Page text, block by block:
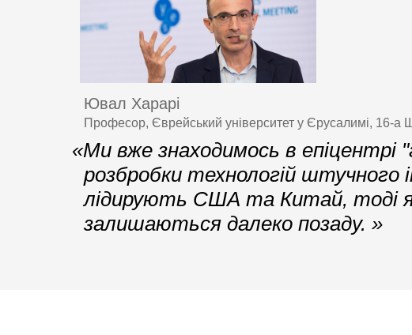
Ювал Харарі
Професор, Єврейський університет у Єрусалимі, 16-а
«Ми вже знаходимось в епіцентрі
розбробки технологій штучного
лідирують США та Китай, тоді
залишаються далеко позаду. »